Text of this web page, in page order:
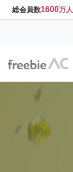
総会員数1600万人